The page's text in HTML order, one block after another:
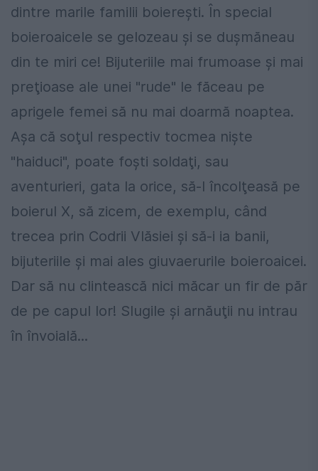
dintre marile familii boiereşti. În special
boieroaicele se gelozeau şi se duşmăneau
din te miri ce! Bijuteriile mai frumoase şi mai
preţioase ale unei "rude" le făceau pe
aprigele femei să nu mai doarmă noaptea.
Aşa că soţul respectiv tocmea nişte
"haiduci", poate foşti soldaţi, sau
aventurieri, gata la orice, să-l încolţeasă pe
boierul X, să zicem, de exemplu, când
trecea prin Codrii Vlăsiei şi să-i ia banii,
bijuteriile şi mai ales giuvaerurile boieroaicei.
Dar să nu clintească nici măcar un fir de păr
de pe capul lor! Slugile şi arnăuţii nu intrau
în învoială...